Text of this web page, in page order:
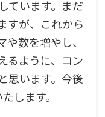
ています。まだ
すが、これから
数を増やし、
るように、コン
思います。今後
します。